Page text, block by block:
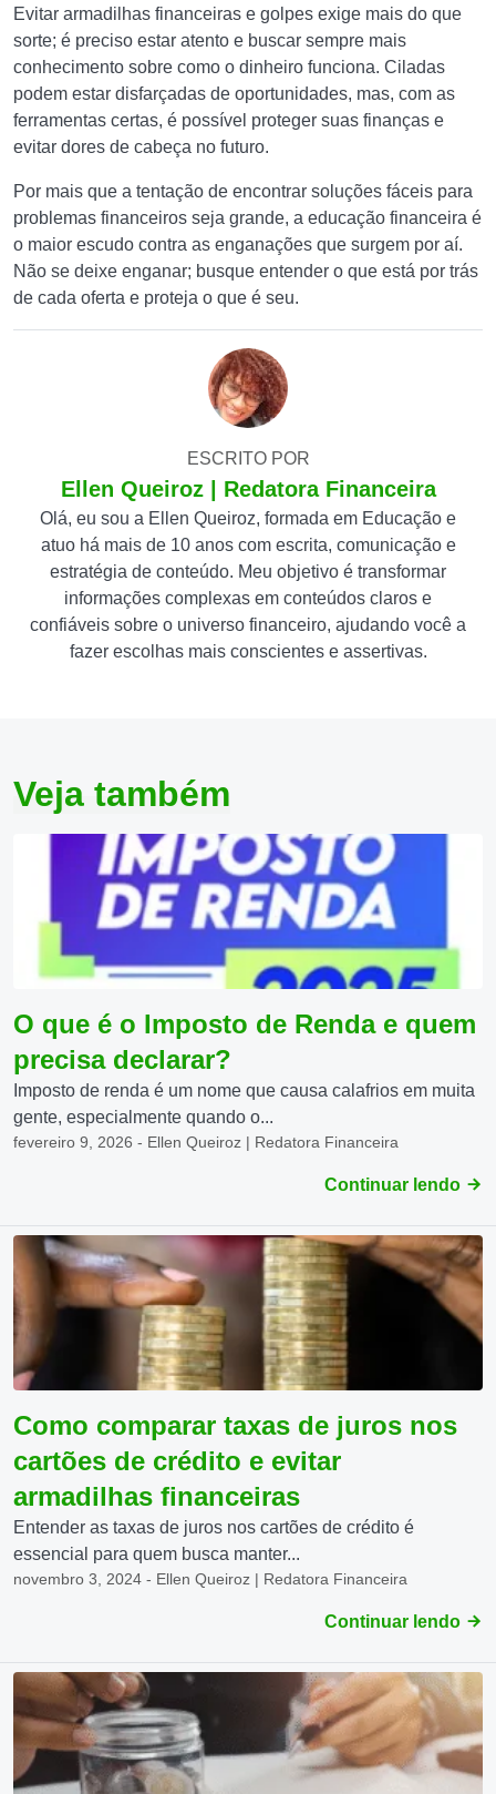
Evitar armadilhas financeiras e golpes exige mais do que
sorte; é preciso estar atento e buscar sempre mais
conhecimento sobre como o dinheiro funciona. Ciladas
podem estar disfarçadas de oportunidades, mas, com as
ferramentas certas, é possível proteger suas finanças e
evitar dores de cabeça no futuro.
Por mais que a tentação de encontrar soluções fáceis para
problemas financeiros seja grande, a educação financeira é
o maior escudo contra as enganações que surgem por aí.
Não se deixe enganar; busque entender o que está por trás
de cada oferta e proteja o que é seu.
ESCRITO POR
Ellen Queiroz | Redatora Financeira
Olá, eu sou a Ellen Queiroz, formada em Educação e
atuo há mais de 10 anos com escrita, comunicação e
estratégia de conteúdo. Meu objetivo é transformar
informações complexas em conteúdos claros e
confiáveis sobre o universo financeiro, ajudando você a
fazer escolhas mais conscientes e assertivas.
Veja também
O que é o Imposto de Renda e quem
precisa declarar?
Imposto de renda é um nome que causa calafrios em muita
gente, especialmente quando o...
fevereiro 9, 2026 - Ellen Queiroz | Redatora Financeira
Continuar lendo
Como comparar taxas de juros nos
cartões de crédito e evitar
armadilhas financeiras
Entender as taxas de juros nos cartões de crédito é
essencial para quem busca manter...
novembro 3, 2024 - Ellen Queiroz | Redatora Financeira
Continuar lendo